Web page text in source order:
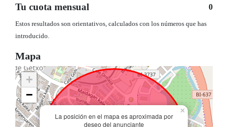
Tu cuota mensual 0
Estos resultados son orientativos, calculados con los números que has
introducido.
Mapa
La posición en el mapa es aproximada por
deseo del anunciante
×
+
−